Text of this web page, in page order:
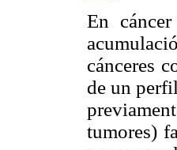
En
cánceres
de un
tumores)